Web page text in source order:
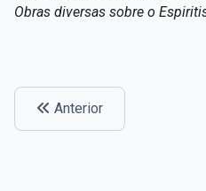
Obras diversas sobre o
Anterior